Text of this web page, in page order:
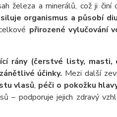
železa a minerálů, což ji činí
organismus a působí
přirozené vylučování
rány (čerstvé listy, masti,
účinky. Mezi další
vlasů, péči o pokožku
– podporuje jejich zdravý